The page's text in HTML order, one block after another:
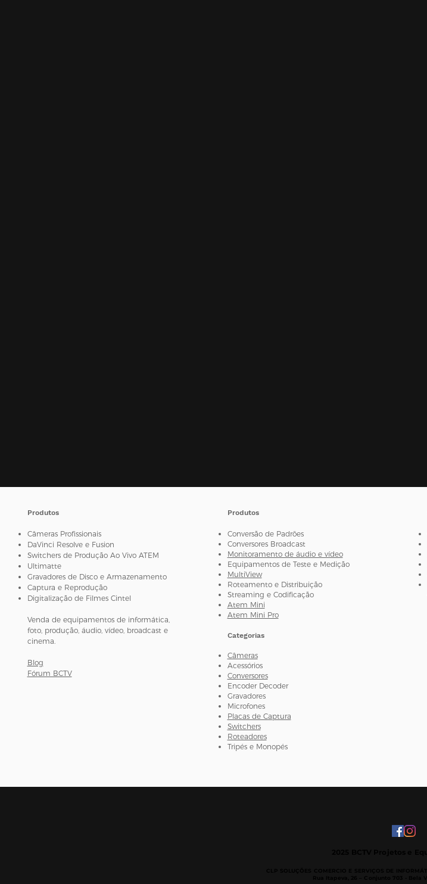
Produtos
Câmeras Profissionais
DaVinci Resolve e Fusion
Switchers de Produção Ao Vivo ATEM
Ultimatte
Gravadores de Disco e Armazenamento
Captura e Reprodução
Digitalização de Filmes Cintel
Venda de equipamentos de informática,
foto, produção, áudio, vídeo, broadcast e
cinema.
Blog
Fórum BCTV
Produtos
Conversão de Padrões
Conversores Broadcast
Monitoramento de áudio e vídeo
Equipamentos de Teste e Medição
MultiView
Roteamento e Distribuição
Streaming e Codificação
Atem Mini
Atem Mini Pro
Categorias
Câmeras
Acessórios
Conversores
Encoder Decoder
Gravadores
Microfones
Placas de Captura
Switchers
Roteadores
Tripés e Monopés